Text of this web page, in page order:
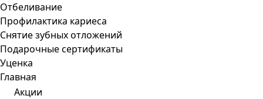
Отбеливание
Профилактика кариеса
Снятие зубных отложений
Подарочные сертификаты
Уценка
Главная
Акции